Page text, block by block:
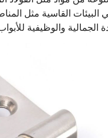
القاسية مثل
والوظيفية للأبواب